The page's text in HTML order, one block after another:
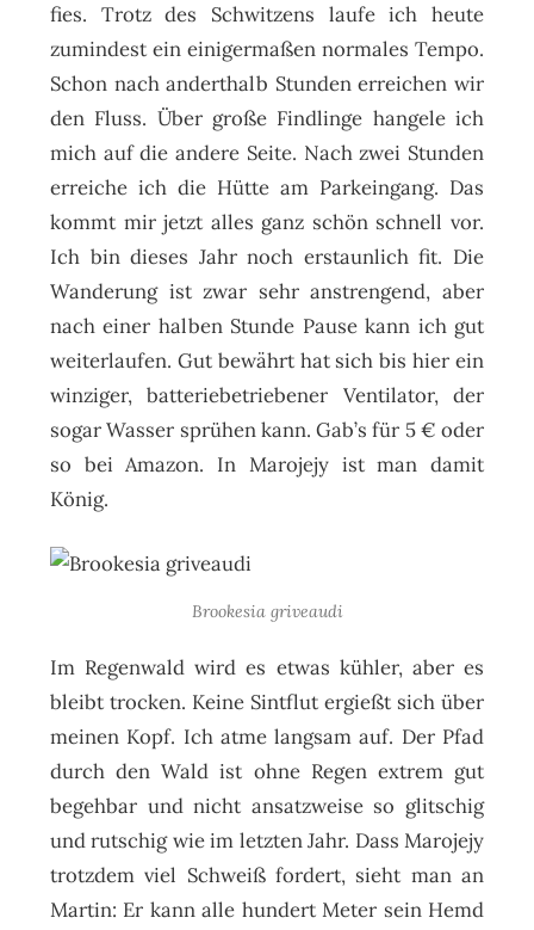
fies. Trotz des Schwitzens laufe ich heute
zumindest ein einigermaßen normales Tempo.
Schon nach anderthalb Stunden erreichen wir
den Fluss. Über große Findlinge hangele ich
mich auf die andere Seite. Nach zwei Stunden
erreiche ich die Hütte am Parkeingang. Das
kommt mir jetzt alles ganz schön schnell vor.
Ich bin dieses Jahr noch erstaunlich fit. Die
Wanderung ist zwar sehr anstrengend, aber
nach einer halben Stunde Pause kann ich gut
weiterlaufen. Gut bewährt hat sich bis hier ein
winziger, batteriebetriebener Ventilator, der
sogar Wasser sprühen kann. Gab’s für 5 € oder
so bei Amazon. In Marojejy ist man damit
König.
Brookesia griveaudi
Im Regenwald wird es etwas kühler, aber es
bleibt trocken. Keine Sintflut ergießt sich über
meinen Kopf. Ich atme langsam auf. Der Pfad
durch den Wald ist ohne Regen extrem gut
begehbar und nicht ansatzweise so glitschig
und rutschig wie im letzten Jahr. Dass Marojejy
trotzdem viel Schweiß fordert, sieht man an
Martin: Er kann alle hundert Meter sein Hemd